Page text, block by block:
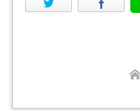
Twitter